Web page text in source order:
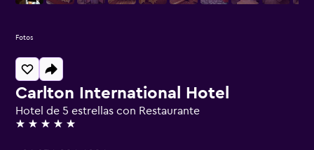
Carlton International Hotel
Hotel de 5 estrellas con Restaurante
5 estrellas
Fotos